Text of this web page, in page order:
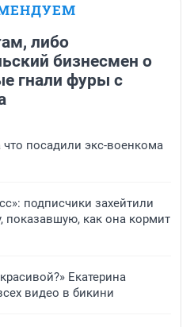
либо
бизнесмен о
гнали фуры с
посадили экс-военкома
подписчики захейтили
показавшую, как она кормит
Екатерина
видео в бикини